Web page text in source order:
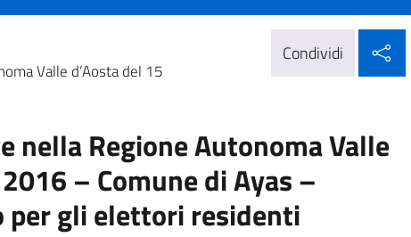
Valle d’Aosta del 15
Condividi
nella Regione Autonoma Valle
– Comune di Ayas –
per gli elettori residenti